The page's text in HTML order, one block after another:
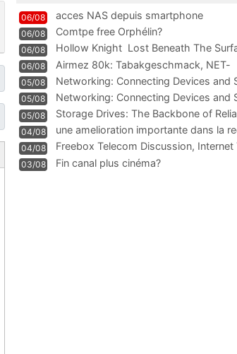
06/08 acces NAS depuis smartphone
06/08 Comtpe free Orphélin?
06/08 Hollow Knight  Lost Beneath The
06/08
Airmez 80k: Tabakgeschmack, NET-
Technologie und Leistung im
05/08 Networking: Connecting Devices and
05/08
Networking: Connecting Devices and
Information
05/08
Storage Drives: The Backbone of
Management
04/08
une amelioration importante dans la
WIFI
04/08
Freebox Telecom Discussion, Internet
Communi
03/08 Fin canal plus cinéma?